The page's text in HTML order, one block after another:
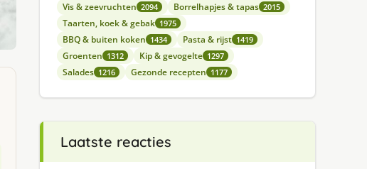
Vis & zeevruchten 2094 Borrelhapjes & tapas 2015
Taarten, koek & gebak 1975
BBQ & buiten koken 1434 Pasta & rijst 1419
Groenten 1312 Kip & gevogelte 1297
Salades 1216 Gezonde recepten 1177
Laatste reacties